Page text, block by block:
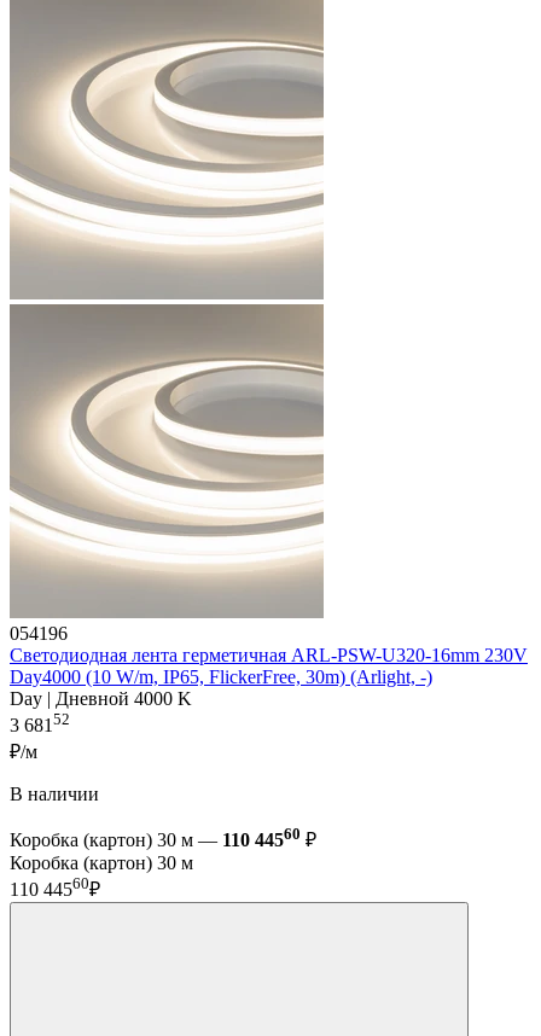
054196
Светодиодная лента герметичная ARL-PSW-U320-16mm 230V
Day4000 (10 W/m, IP65, FlickerFree, 30m) (Arlight, -)
Day | Дневной 4000 K
3 68152
₽/м
В наличии
Коробка (картон) 30 м — 110 44560 ₽
Коробка (картон) 30 м
110 44560₽